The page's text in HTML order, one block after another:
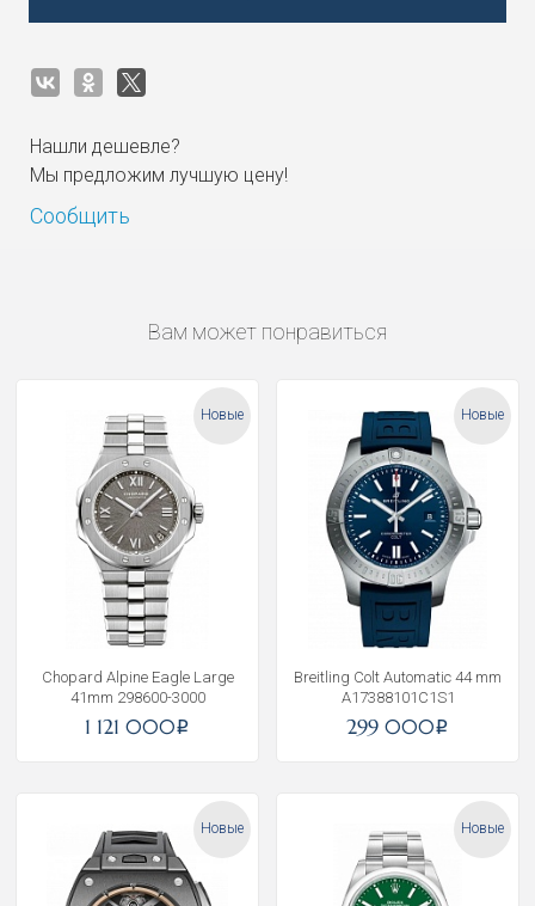
Нашли дешевле?
Мы предложим лучшую цену!
Сообщить
Вам может понравиться
Новые
Chopard Alpine Eagle Large
41mm 298600-3000
1 121 000i
Новые
Breitling Colt Automatic 44 mm
A17388101C1S1
299 000i
Новые Новые